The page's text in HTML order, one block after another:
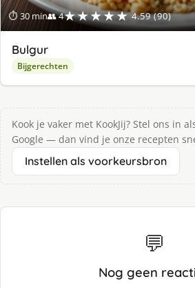
⏱ 30 min👥 4★★★★★ 4.59 (90)
Bulgur
Bijgerechten
Kook je vaker met KookJij? Stel ons in
Google — dan vind je onze recepten
Instellen als voorkeursbron
💬
Nog geen